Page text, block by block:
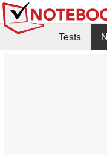
Tests